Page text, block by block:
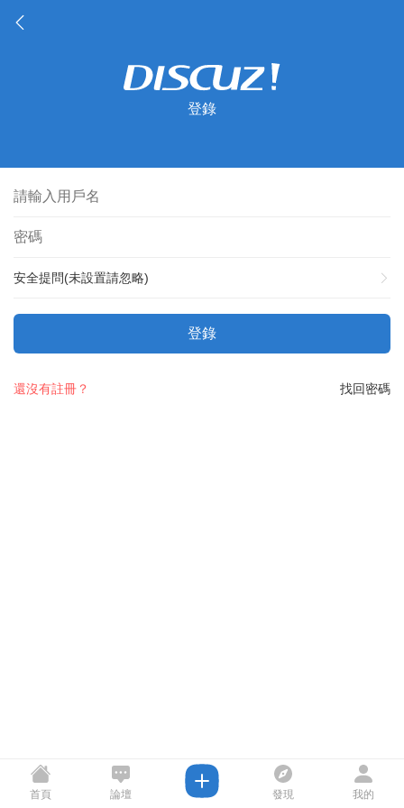
登錄
安全提問(未設置請忽略)
登錄
找回密碼
還沒有註冊？
首頁 論壇 發現 我的